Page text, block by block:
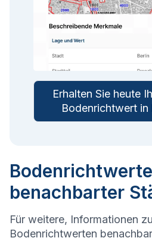
Erhalten Sie heute
Bodenrichtwert in
Bodenrichtwerte
benachbarter
Für weitere, Informationen
Bodenrichtwerten